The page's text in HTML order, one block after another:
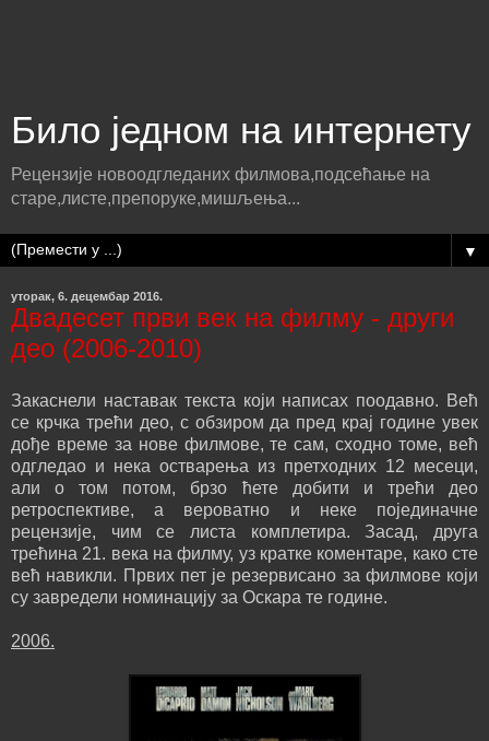
Било једном на интернету
Рецензије новоодгледаних филмова,подсећање на
старе,листе,препоруке,мишљења...
▼
уторак, 6. децембар 2016.
Двадесет први век на филму - други
део (2006-2010)
Закаснели наставак текста који написах поодавно. Већ
се крчка трећи део, с обзиром да пред крај године увек
дође време за нове филмове, те сам, сходно томе, већ
одгледао и нека остварења из претходних 12 месеци,
али о том потом, брзо ћете добити и трећи део
ретроспективе, а вероватно и неке појединачне
рецензије, чим се листа комплетира. Засад, друга
трећина 21. века на филму, уз кратке коментаре, како сте
већ навикли. Првих пет је резервисано за филмове који
су завредели номинацију за Оскара те године.
2006.